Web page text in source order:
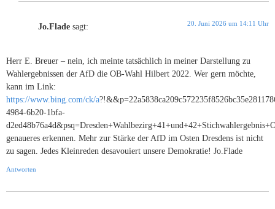
Jo.Flade sagt: 20. Juni 2026 um 14:11 Uhr
Herr E. Breuer – nein, ich meinte tatsächlich in meiner Darstellung zu
Wahlergebnissen der AfD die OB-Wahl Hilbert 2022. Wer gern möchte,
kann im Link:
https://www.bing.com/ck/a
4984-6b20-1bfa-
genaueres erkennen. Mehr zur Stärke der AfD im Osten Dresdens ist nicht
zu sagen. Jedes Kleinreden desavouiert unsere Demokratie! Jo.Flade
Antworten